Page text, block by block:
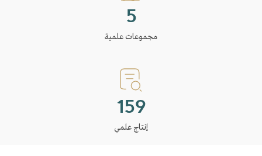
6
مجموعات علمية
171
إنتاج علمي